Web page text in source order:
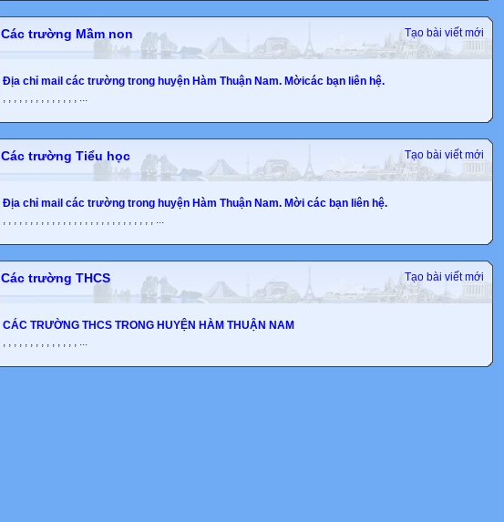
Tạo bài viết mới
Các trường Mầm non
Địa chỉ mail các trường trong huyện Hàm Thuận Nam. Mờicác bạn liên hệ.
, , , , , , , , , , , , , , ...
Tạo bài viết mới
Các trường Tiểu học
Địa chỉ mail các trường trong huyện Hàm Thuận Nam. Mời các bạn liên hệ.
, , , , , , , , , , , , , , , , , , , , , , , , , , , , ...
Tạo bài viết mới
Các trường THCS
CÁC TRƯỜNG THCS TRONG HUYỆN HÀM THUẬN NAM
, , , , , , , , , , , , , , ...